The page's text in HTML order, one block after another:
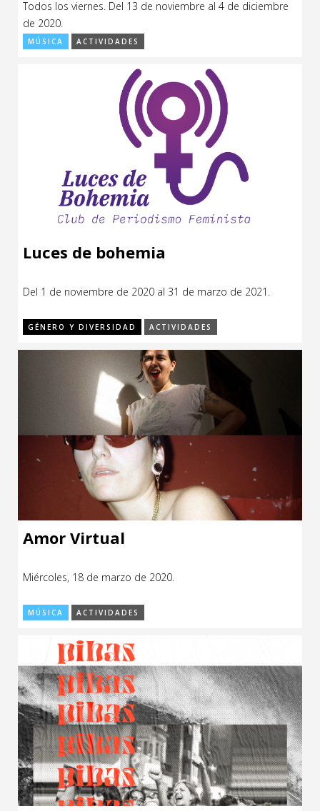
CCE en el interior/libros
Espacio itinerante de lectura infantil
Exposiciones
Formación
Género y Diversidad
Medio Ambiente
Todos los viernes. Del 13 de noviembre al 4 de diciembre
de 2020.
MÚSICA ACTIVIDADES
Luces de bohemia
Del 1 de noviembre de 2020 al 31 de marzo de 2021.
GÉNERO Y DIVERSIDAD ACTIVIDADES
Amor Virtual
Miércoles, 18 de marzo de 2020.
MÚSICA ACTIVIDADES